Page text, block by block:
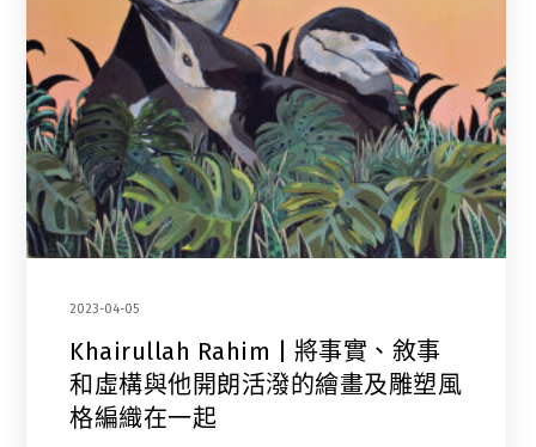
2023-04-05
Khairullah Rahim | 將事實、敘事
和虛構與他開朗活潑的繪畫及雕塑風
格編織在一起